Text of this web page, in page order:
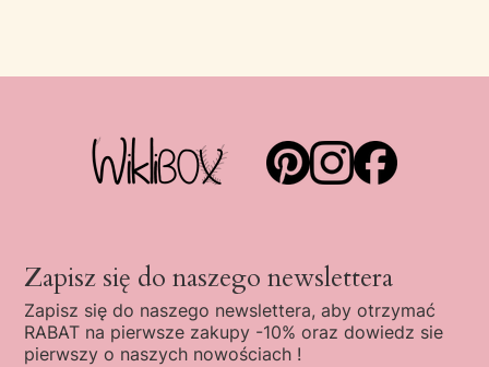
Zapisz się do naszego newslettera
Zapisz się do naszego newslettera, aby otrzymać
RABAT na pierwsze zakupy -10% oraz dowiedz sie
pierwszy o naszych nowościach !